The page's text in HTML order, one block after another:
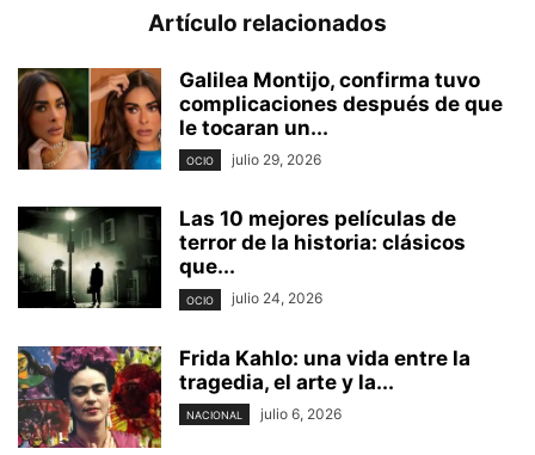
Artículo relacionados
Galilea Montijo, confirma tuvo
complicaciones después de que
le tocaran un...
OCIO julio 29, 2026
Las 10 mejores películas de
terror de la historia: clásicos
que...
OCIO julio 24, 2026
Frida Kahlo: una vida entre la
tragedia, el arte y la...
NACIONAL julio 6, 2026